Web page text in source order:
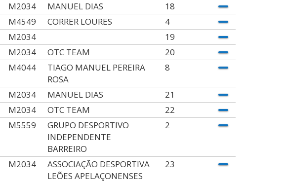
M2034 MANUEL DIAS
18
M4549 CORRER LOURES
4
M2034
19
M2034 OTC TEAM
20
M4044
TIAGO MANUEL PEREIRA
ROSA
8
M2034 MANUEL DIAS
21
M2034 OTC TEAM
22
M5559
GRUPO DESPORTIVO
INDEPENDENTE
BARREIRO
2
M2034
ASSOCIAÇÃO DESPORTIVA
LEÕES APELAÇONENSES
23